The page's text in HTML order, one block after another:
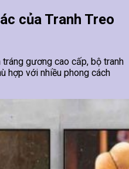
của Tranh Treo
gương cao cấp, bộ tranh
hợp với nhiều phong cách